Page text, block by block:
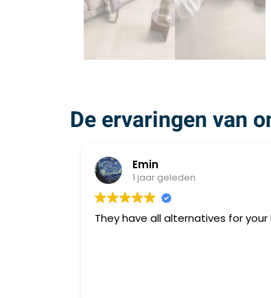
De ervaringen van
Emin
1 jaar geleden
They have all alternatives for your